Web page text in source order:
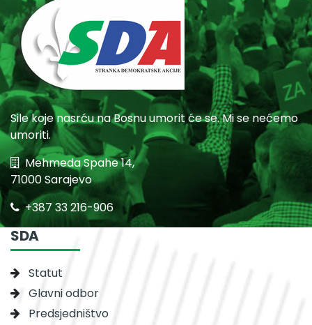
Sile koje nasrću na Bosnu umorit će se. Mi se nećemo
umoriti.
Mehmeda Spahe 14,
71000 Sarajevo
+387 33 216-906
SDA
Statut
Glavni odbor
Predsjedništvo